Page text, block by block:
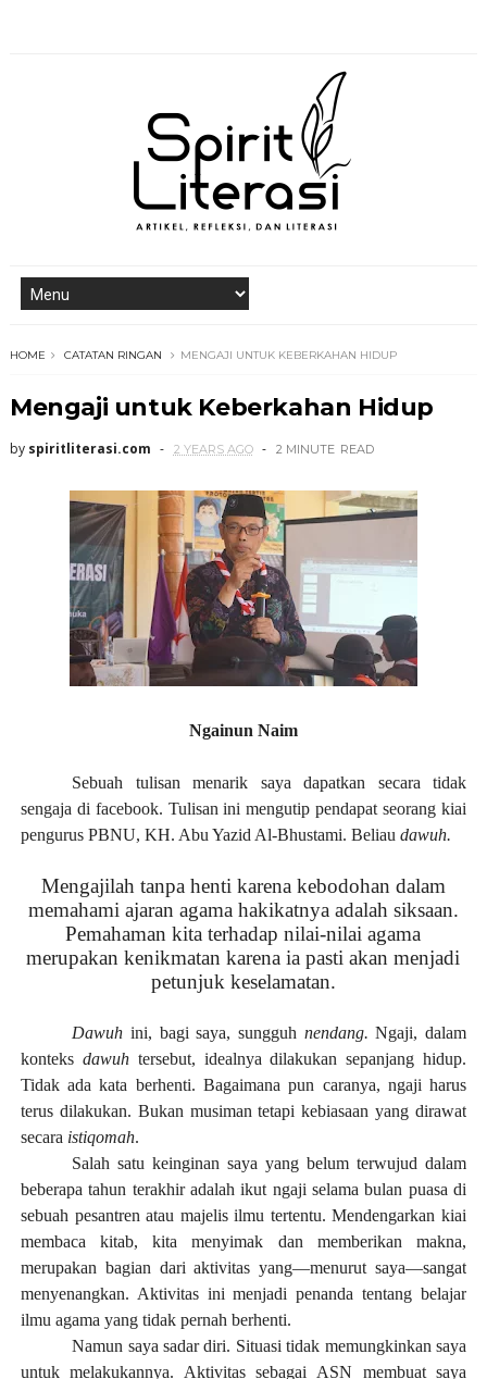
HOME CATATAN RINGAN MENGAJI UNTUK KEBERKAHAN HIDUP
Mengaji untuk Keberkahan Hidup
by spiritliterasi.com 2 YEARS AGO 2 MINUTE READ
Ngainun Naim
Sebuah tulisan menarik saya dapatkan secara tidak
sengaja di facebook. Tulisan ini mengutip pendapat seorang kiai
pengurus PBNU, KH. Abu Yazid Al-Bhustami. Beliau dawuh.
Mengajilah tanpa henti karena kebodohan dalam
memahami ajaran agama hakikatnya adalah siksaan.
Pemahaman kita terhadap nilai-nilai agama
merupakan kenikmatan karena ia pasti akan menjadi
petunjuk keselamatan.
Dawuh ini, bagi saya, sungguh nendang.Ngaji, dalam
konteks dawuh tersebut, idealnya dilakukan sepanjang hidup.
Tidak ada kata berhenti. Bagaimana pun caranya, ngaji harus
terus dilakukan. Bukan musiman tetapi kebiasaan yang dirawat
secara istiqomah.
Salah satu keinginan saya yang belum terwujud dalam
beberapa tahun terakhir adalah ikut ngaji selama bulan puasa di
sebuah pesantren atau majelis ilmu tertentu. Mendengarkan kiai
membaca kitab, kita menyimak dan memberikan makna,
merupakan bagian dari aktivitas yang—menurut saya—sangat
menyenangkan. Aktivitas ini menjadi penanda tentang belajar
ilmu agama yang tidak pernah berhenti.
Namun saya sadar diri. Situasi tidak memungkinkan saya
untuk melakukannya. Aktivitas sebagai ASN membuat saya